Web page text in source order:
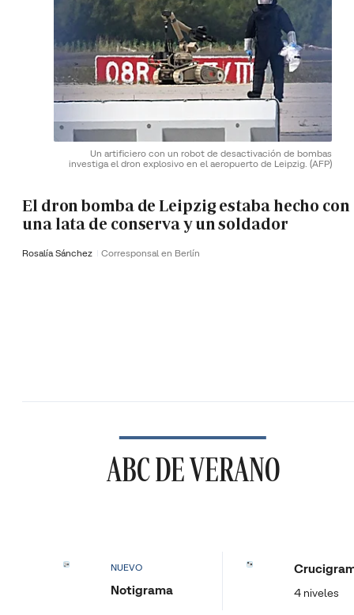
Un artificiero con un robot de desactivación de bombas
investiga el dron explosivo en el aeropuerto de Leipzig. (AFP)
El dron bomba de Leipzig estaba hecho con
una lata de conserva y un soldador
Rosalía Sánchez Corresponsal en Berlín
ABC DE VERANO
NUEVO
Notigrama 4 niveles